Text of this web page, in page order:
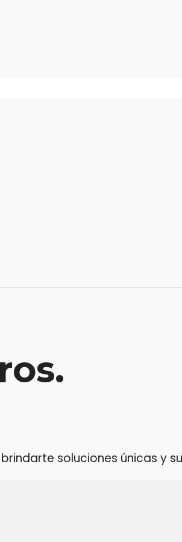
soluciones únicas y